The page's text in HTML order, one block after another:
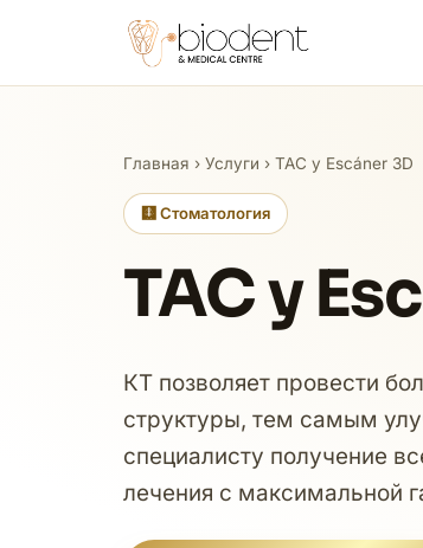
Главная › Услуги › TAC y Escáner 3D
🩻 Стоматология
TAC y
КТ позволяет провести
структуры, тем самым
специалисту получение
лечения с максимальной